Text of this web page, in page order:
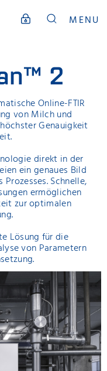
MENU
2
Online-FTIR
von Milch und
Genauigkeit
direkt in der
ein genaues Bild
Schnelle,
ermöglichen
zur optimalen
Lösung für die
von Parametern